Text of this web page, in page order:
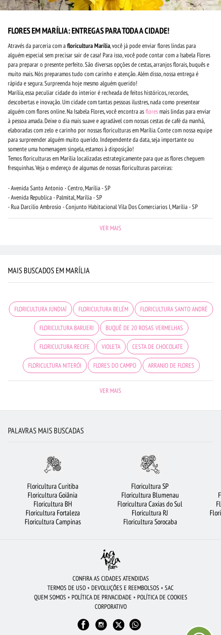
FLORES EM MARÍLIA: ENTREGAS PARA TODA A CIDADE!
Através da parceria com afloricultura Marília, você já pode enviar flores lindas para
alguém especial sem precisar sair de casa! Para isso, você pode contar com a Isabela Flores
para preparar o presente perfeito. São diversas opções de cestas, arranjos florais, buquês e
muito mais. Nós preparamos tudo com carinho e atenção. Além disso, nossa entrega é
rápida e segura. Surpreenda hoje mesmo alguém querido!
Marília, essa peculiar cidade do interior é recheada de feitos históricos, recordes,
descobertas e inovação. Um cidade com tantas pessoas ilustres, nada como presentear
alguém com flores online. Na Isabela Flores, você encontra asfloresmais lindas para enviar
à pessoa amada. Deixe o dia mais suave e agradável com nossas cestas de café da manhã,
elaboradas com zelo e carinho por nossas floriculturas em Marília. Conte com nossa equipe
para surpreender alguém muito querido. Independente da data, seja importante ou
somente uma homenagem singela, estamos à disposição!
Temos floriculturas em Marília localizadas estrategicamente para que as flores cheguem
fresquinhas. Veja o endereço de algumas de nossas floriculturas parceiras:
- Avenida Santo Antonio - Centro, Marília - SP
- Avenida Republica - Palmital, Marília - SP
- Rua Darcilio Ambrosio - Conjunto Habitacional Vila Dos Comerciarios I, Marília - SP
VER MAIS
MAIS BUSCADOS EM MARÍLIA
FLORICULTURA JUNDIAÍ FLORICULTURA BELÉM FLORICULTURA SANTO ANDRÉ
FLORICULTURA BARUERI BUQUÊ DE 20 ROSAS VERMELHAS
FLORICULTURA RECIFE VIOLETA CESTA DE CHOCOLATE
FLORICULTURA NITERÓI FLORES DO CAMPO ARRANJO DE FLORES
FLORICULTURA CURITIBA FLORICULTURA BH
BUQUÊ DE 12 ROSAS VERMELHAS CIDADES MAIS PROCURADAS
FLORICULTURA BRASÍLIA COROA DE FLORES BUQUÊS DE FLORES
FLORES COLORIDAS
MAIS BUSCADOS
FLORICULTURA PORTO ALEGRE ROSAS BRANCAS FLORES BRANCAS
FLORICULTURA RJ
FLORICULTURA GUARULHOS FLORICULTURA RIBEIRÃO PRETO ORQUÍDEAS
VER MAIS
PALAVRAS MAIS BUSCADAS
Floricultura Curitiba
Floricultura Goiânia
Floricultura BH
Floricultura Fortaleza
Floricultura Campinas
Floricultura SP
Floricultura Blumenau
Floricultura Caxias do Sul
Floricultura RJ
Floricultura Sorocaba
CONFIRA AS CIDADES ATENDIDAS
TERMOS DE USO • DEVOLUÇÕES E REEMBOLSOS • SAC
QUEM SOMOS • POLÍTICA DE PRIVACIDADE • POLÍTICA DE COOKIES
CORPORATIVO